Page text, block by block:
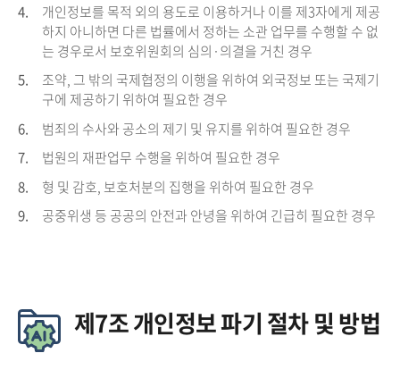
4.
개인정보를 목적 외의 용도로 이용하거나 이를 제3자에게 제공
하지 아니하면 다른 법률에서 정하는 소관 업무를 수행할 수 없
는 경우로서 보호위원회의 심의·의결을 거친 경우
5.
조약, 그 밖의 국제협정의 이행을 위하여 외국정보 또는 국제기
구에 제공하기 위하여 필요한 경우
6.
범죄의 수사와 공소의 제기 및 유지를 위하여 필요한 경우
7.
법원의 재판업무 수행을 위하여 필요한 경우
8.
형 및 감호, 보호처분의 집행을 위하여 필요한 경우
9.
공중위생 등 공공의 안전과 안녕을 위하여 긴급히 필요한 경우
제7조 개인정보 파기 절차 및 방법